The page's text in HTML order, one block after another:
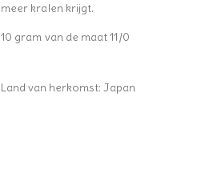
meer kralen krijgt.
10 gram van de maat 11/0
Land van herkomst: Japan